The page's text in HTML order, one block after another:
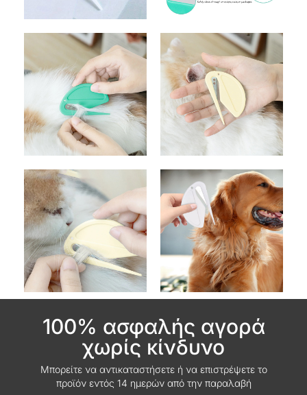
100% ασφαλής αγορά
χωρίς κίνδυνο
Μπορείτε να αντικαταστήσετε ή να επιστρέψετε το
προϊόν εντός 14 ημερών από την παραλαβή